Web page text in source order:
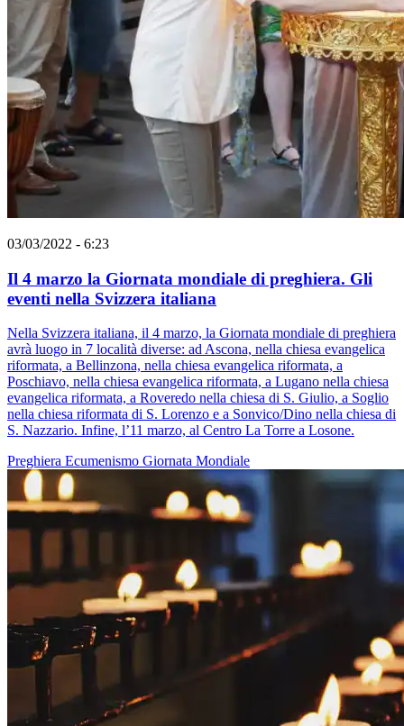
03/03/2022 - 6:23
Il 4 marzo la Giornata mondiale di preghiera. Gli
eventi nella Svizzera italiana
Nella Svizzera italiana, il 4 marzo, la Giornata mondiale di preghiera
avrà luogo in 7 località diverse: ad Ascona, nella chiesa evangelica
riformata, a Bellinzona, nella chiesa evangelica riformata, a
Poschiavo, nella chiesa evangelica riformata, a Lugano nella chiesa
evangelica riformata, a Roveredo nella chiesa di S. Giulio, a Soglio
nella chiesa riformata di S. Lorenzo e a Sonvico/Dino nella chiesa di
S. Nazzario. Infine, l’11 marzo, al Centro La Torre a Losone.
Preghiera Ecumenismo Giornata Mondiale